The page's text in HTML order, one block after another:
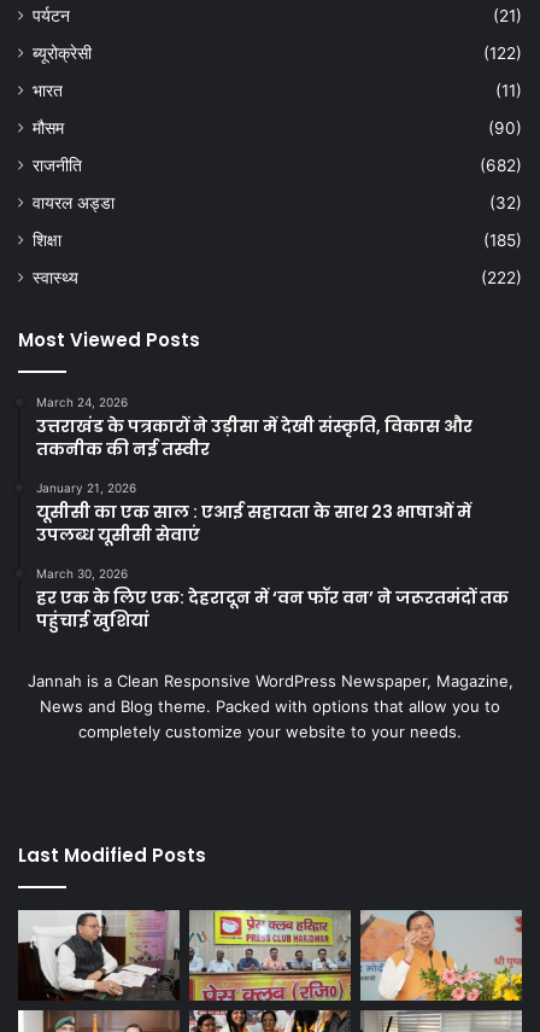
पर्यटन
(21)
ब्यूरोक्रेसी
(122)
भारत
(11)
मौसम
(90)
राजनीति
(682)
वायरल अड्डा
(32)
शिक्षा
(185)
स्वास्थ्य
(222)
Most Viewed Posts
March 24, 2026
उत्तराखंड के पत्रकारों ने उड़ीसा में देखी संस्कृति, विकास और
तकनीक की नई तस्वीर
January 21, 2026
यूसीसी का एक साल : एआई सहायता के साथ 23 भाषाओं में
उपलब्ध यूसीसी सेवाएं
March 30, 2026
हर एक के लिए एक: देहरादून में ‘वन फॉर वन’ ने जरूरतमंदों तक
पहुंचाई खुशियां
Jannah is a Clean Responsive WordPress Newspaper, Magazine,
News and Blog theme. Packed with options that allow you to
completely customize your website to your needs.
Last Modified Posts